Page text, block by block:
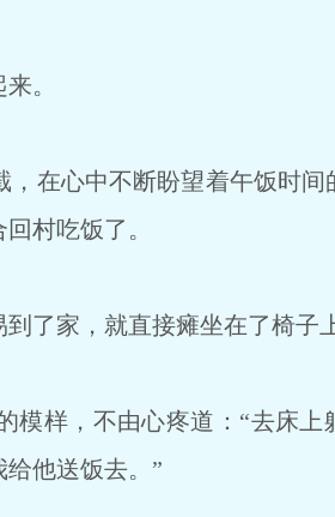
。
在心中不断盼望着午饭时间
村吃饭了。
了家，就直接瘫坐在了椅子上
样，不由心疼道：“去床上
他送饭去。”